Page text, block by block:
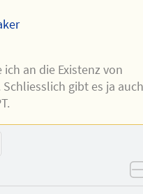
an die Existenz von
gibt es ja